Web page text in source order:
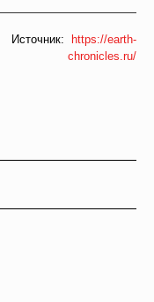
Источник:
https://earth-
chronicles.ru/